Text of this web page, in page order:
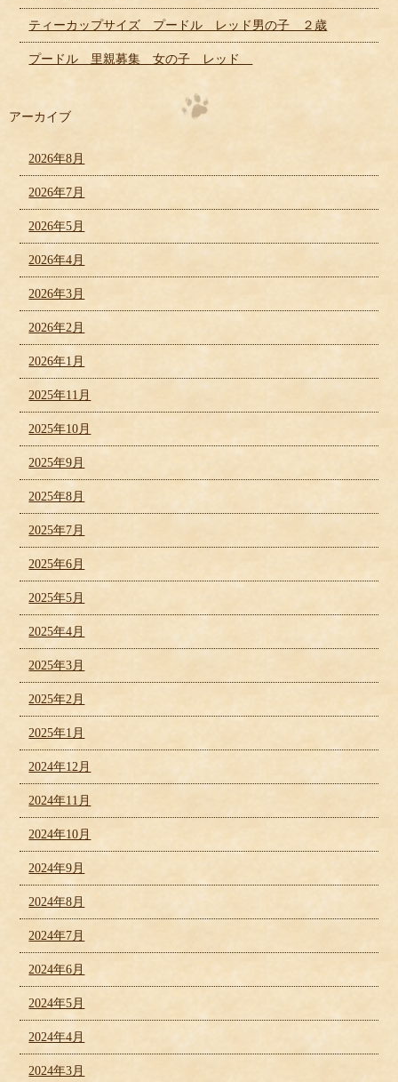
ティーカップサイズ プードル レッド男の子 ２歳
プードル 里親募集 女の子 レッド
アーカイブ
2026年8月
2026年7月
2026年5月
2026年4月
2026年3月
2026年2月
2026年1月
2025年11月
2025年10月
2025年9月
2025年8月
2025年7月
2025年6月
2025年5月
2025年4月
2025年3月
2025年2月
2025年1月
2024年12月
2024年11月
2024年10月
2024年9月
2024年8月
2024年7月
2024年6月
2024年5月
2024年4月
2024年3月